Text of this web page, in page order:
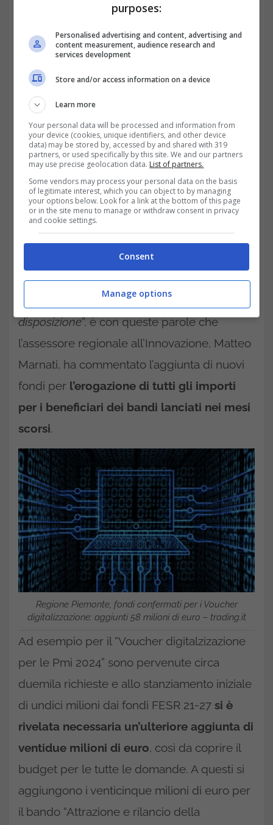
Sono molto soddisfatto del fatto che la
Regione Piemonte sia riuscita ad esaudire il
cento per cento delle richieste avanzate dal
sistema economico delle nostre preziose
piccole e medie imprese. Ci dimostriamo
ancora una volta una Regione molto attenta
ed efficiente nell’investire le risorse europee a
disposizione”, è con queste parole che
l’assessore regionale all’Innovazione, Matteo
Marnati, ha commentato l’aggiunta di nuovi
fondi per l’erogazione di tutti gli importi
per i beneficiari dei bandi lanciati nei mesi
scorsi.
Regione Piemonte, fondi confermati per i Voucher
digitalizzazione: aggiunti 58 milioni di euro – trading.it
Ad esempio per il “Voucher digitalzizazione
per le Pmi 2024” sono pervenute circa
duemila richieste e allo stanziamento iniziale
di undici milioni dai fondi FESR 21-27 si è
rivelata necessaria un’ulteriore aggiunta di
ventidue milioni di euro, così da coprire il
budget per le tutte le domande. A questi si
aggiungono i venticinque milioni di euro per
il bando “Attrazione e rilancio della
purposes:
Personalised advertising and content, advertising and
content measurement, audience research and
services development
Store and/or access information on a device
Learn more
Your personal data will be processed and information from
your device (cookies, unique identifiers, and other device
data) may be stored by, accessed by and shared with 319
partners, or used specifically by this site. We and our partners
may use precise geolocation data. List of partners.
Some vendors may process your personal data on the basis
of legitimate interest, which you can object to by managing
your options below. Look for a link at the bottom of this page
or in the site menu to manage or withdraw consent in privacy
and cookie settings.
Consent
Manage options